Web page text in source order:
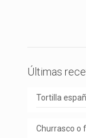
Últimas
Tortilla
Churrasco o